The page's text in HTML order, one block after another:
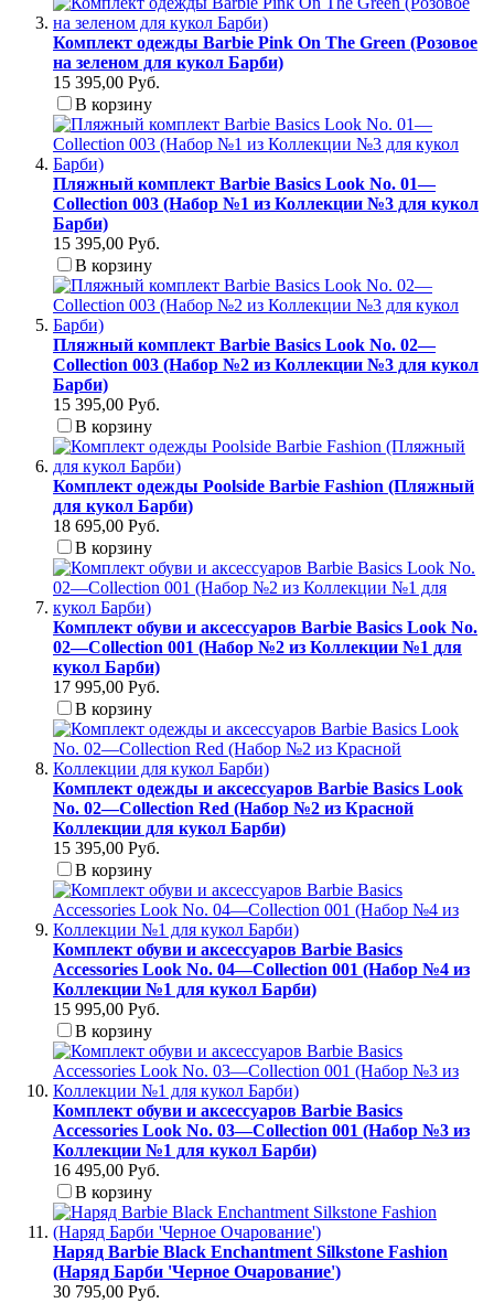
Комплект одежды Barbie Pink On The Green (Розовое
на зеленом для кукол Барби)
15 395,00 Руб.
В корзину
Пляжный комплект Barbie Basics Look No. 01—
Collection 003 (Набор №1 из Коллекции №3 для кукол
Барби)
15 395,00 Руб.
В корзину
Пляжный комплект Barbie Basics Look No. 02—
Collection 003 (Набор №2 из Коллекции №3 для кукол
Барби)
15 395,00 Руб.
В корзину
Комплект одежды Poolside Barbie Fashion (Пляжный
для кукол Барби)
18 695,00 Руб.
В корзину
Комплект обуви и аксессуаров Barbie Basics Look No.
02—Collection 001 (Набор №2 из Коллекции №1 для
кукол Барби)
17 995,00 Руб.
В корзину
Комплект одежды и аксессуаров Barbie Basics Look
No. 02—Collection Red (Набор №2 из Красной
Коллекции для кукол Барби)
15 395,00 Руб.
В корзину
Комплект обуви и аксессуаров Barbie Basics
Accessories Look No. 04—Collection 001 (Набор №4 из
Коллекции №1 для кукол Барби)
15 995,00 Руб.
В корзину
Комплект обуви и аксессуаров Barbie Basics
Accessories Look No. 03—Collection 001 (Набор №3 из
Коллекции №1 для кукол Барби)
16 495,00 Руб.
В корзину
Наряд Barbie Black Enchantment Silkstone Fashion
(Наряд Барби 'Черное Очарование')
30 795,00 Руб.